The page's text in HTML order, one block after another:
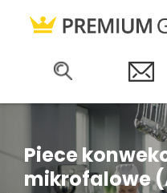
Piece
mikrofalowe